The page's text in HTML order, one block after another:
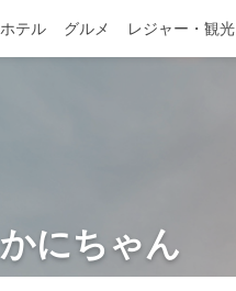
ホテル グルメ レジャー・観光
かにちゃん